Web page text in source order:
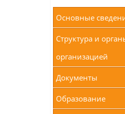
Основные
Структура и
организацией
Документы
Образование